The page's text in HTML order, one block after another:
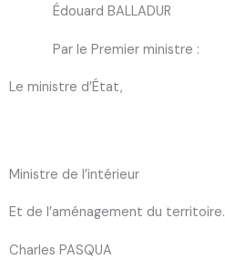
Édouard BALLADUR
Par le Premier ministre :
Le ministre d’État,
Ministre de l’intérieur
Et de l’aménagement du territoire.
Charles PASQUA